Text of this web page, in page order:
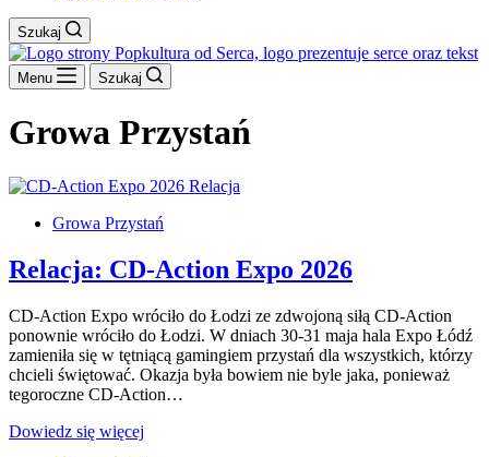
Szukaj
Menu Szukaj
Growa Przystań
Growa Przystań
Relacja: CD-Action Expo 2026
CD-Action Expo wróciło do Łodzi ze zdwojoną siłą CD-Action
ponownie wróciło do Łodzi. W dniach 30-31 maja hala Expo Łódź
zamieniła się w tętniącą gamingiem przystań dla wszystkich, którzy
chcieli świętować. Okazja była bowiem nie byle jaka, ponieważ
tegoroczne CD-Action…
Dowiedz się więcej